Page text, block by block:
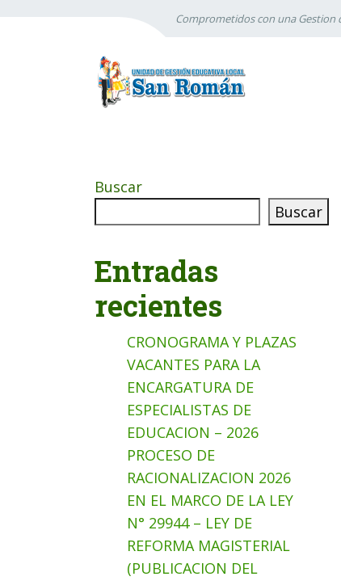
Comprometidos con una Gestion
Buscar
Buscar
Entradas
recientes
CRONOGRAMA Y PLAZAS
VACANTES PARA LA
ENCARGATURA DE
ESPECIALISTAS DE
EDUCACION – 2026
PROCESO DE
RACIONALIZACION 2026
EN EL MARCO DE LA LEY
N° 29944 – LEY DE
REFORMA MAGISTERIAL
(PUBLICACION DEL